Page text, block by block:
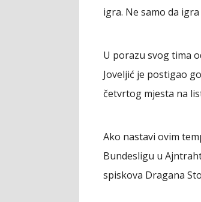
igra. Ne samo da
U porazu svog tima
Joveljić je postigao
četvrtog mjesta na
Ako nastavi ovim
Bundesligu u
spiskova Dragana